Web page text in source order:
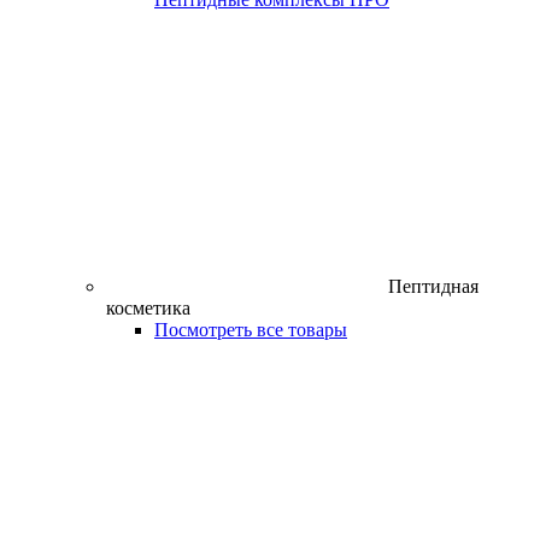
Пептидная
косметика
Посмотреть все товары